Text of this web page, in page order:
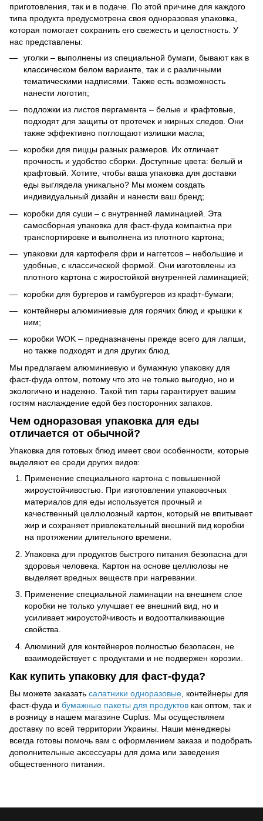
приготовления, так и в подаче. По этой причине для каждого
типа продукта предусмотрена своя одноразовая упаковка,
которая помогает сохранить его свежесть и целостность. У
нас представлены:
уголки – выполнены из специальной бумаги, бывают как в
классическом белом варианте, так и с различными
тематическими надписями. Также есть возможность
нанести логотип;
подложки из листов пергамента – белые и крафтовые,
подходят для защиты от протечек и жирных следов. Они
также эффективно поглощают излишки масла;
коробки для пиццы разных размеров. Их отличает
прочность и удобство сборки. Доступные цвета: белый и
крафтовый. Хотите, чтобы ваша упаковка для доставки
еды выглядела уникально? Мы можем создать
индивидуальный дизайн и нанести ваш бренд;
коробки для суши – с внутренней ламинацией. Эта
самосборная упаковка для фаст-фуда компактна при
транспортировке и выполнена из плотного картона;
упаковки для картофеля фри и наггетсов – небольшие и
удобные, с классической формой. Они изготовлены из
плотного картона с жиростойкой внутренней ламинацией;
коробки для бургеров и гамбургеров из крафт-бумаги;
контейнеры алюминиевые для горячих блюд и крышки к
ним;
коробки WOK – предназначены прежде всего для лапши,
но также подходят и для других блюд.
Мы предлагаем алюминиевую и бумажную упаковку для
фаст-фуда оптом, потому что это не только выгодно, но и
экологично и надежно. Такой тип тары гарантирует вашим
гостям наслаждение едой без посторонних запахов.
Чем одноразовая упаковка для еды
отличается от обычной?
Упаковка для готовых блюд имеет свои особенности, которые
выделяют ее среди других видов:
Применение специального картона с повышенной
жироустойчивостью. При изготовлении упаковочных
материалов для еды используется прочный и
качественный целлюлозный картон, который не впитывает
жир и сохраняет привлекательный внешний вид коробки
на протяжении длительного времени.
Упаковка для продуктов быстрого питания безопасна для
здоровья человека. Картон на основе целлюлозы не
выделяет вредных веществ при нагревании.
Применение специальной ламинации на внешнем слое
коробки не только улучшает ее внешний вид, но и
усиливает жироустойчивость и водоотталкивающие
свойства.
Алюминий для контейнеров полностью безопасен, не
взаимодействует с продуктами и не подвержен корозии.
Как купить упаковку для фаст-фуда?
Вы можете заказать салатники одноразовые , контейнеры для
фаст-фуда и бумажные пакеты для продуктов как оптом, так и
в розницу в нашем магазине Cuplus. Мы осуществляем
доставку по всей территории Украины. Наши менеджеры
всегда готовы помочь вам с оформлением заказа и подобрать
дополнительные аксессуары для дома или заведения
общественного питания.